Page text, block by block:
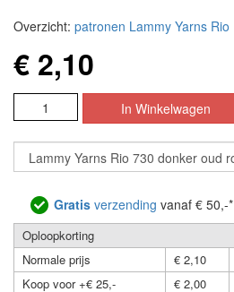
Overzicht: patronen Lammy Yarns Rio
€ 2,10
Gratis verzending vanaf € 50,-*
Oploopkorting
Normale prijs
€ 2,10
Koop voor +€ 25,-
€ 2,00